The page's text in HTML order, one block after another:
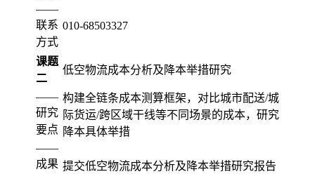
——
联系
方式
010-68503327
课题
二
低空物流成本分析及降本举措研究
——
研究
要点
构建全链条成本测算框架，对比城市配送/城
际货运/跨区域干线等不同场景的成本，研究
降本具体举措
——
成果 提交低空物流成本分析及降本举措研究报告